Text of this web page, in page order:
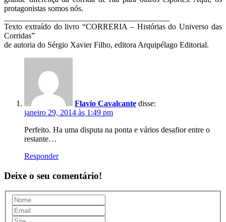
protagonistas somos nós.
Texto extraído do livro “CORRERIA – Histórias do Universo das
Corridas”
de autoria do Sérgio Xavier Filho, editora Arquipélago Editorial.
Flavio Cavalcante disse:
janeiro 29, 2014 às 1:49 pm
Perfeito. Ha uma disputa na ponta e vários desafior entre o
restante…
Responder
Deixe o seu comentário!